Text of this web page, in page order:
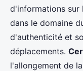
d'informations sur
dans le domaine
d'authenticité et
déplacements.
l'allongement de